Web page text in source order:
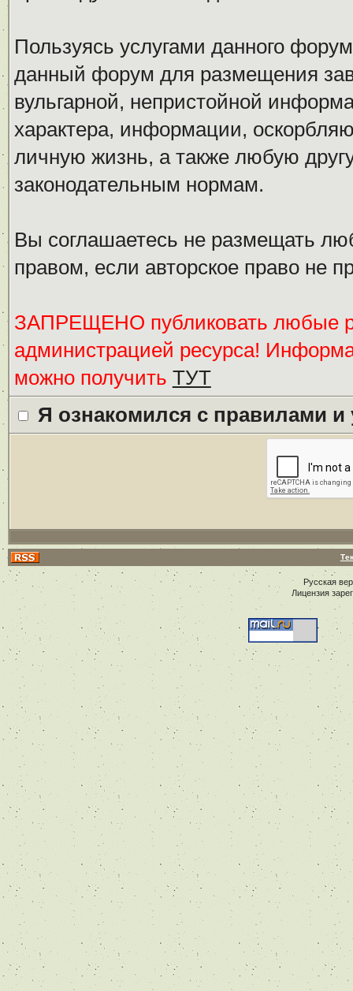
Пользуясь услугами данного
данный форум для размещения
вульгарной, непристойной
характера, информации,
личную жизнь, а также любую
законодательным нормам.
Вы соглашаетесь не размещать
правом, если авторское право не
ЗАПРЕЩЕНО публиковать любые
администрацией ресурса!
можно получить ТУТ
Я ознакомился с правилами
Русская
Лицензия